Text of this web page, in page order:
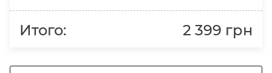
Итого: 2 399 грн